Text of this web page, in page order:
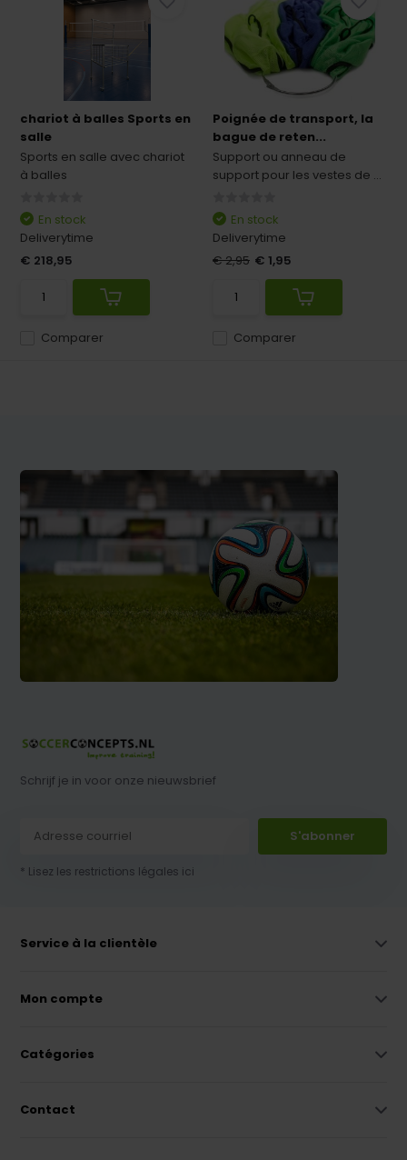
chariot à balles Sports en
salle
Sports en salle avec chariot
à balles
Comparer
En stock
Deliverytime
€ 218,95
Poignée de transport, la
bague de reten...
Support ou anneau de
support pour les vestes de ...
Comparer
En stock
Deliverytime
€ 2,95 € 1,95
Schrijf je in voor onze nieuwsbrief
S'abonner
* Lisez les restrictions légales ici
Service à la clientèle
Mon compte
Catégories
Contact